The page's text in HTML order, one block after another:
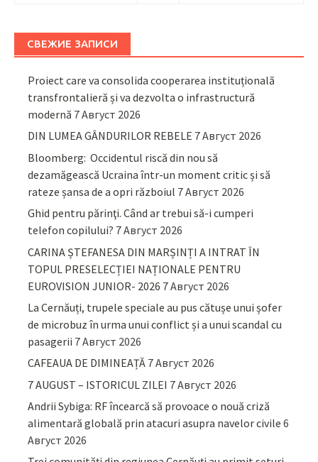
СВЕЖИЕ ЗАПИСИ
Proiect care va consolida cooperarea instituțională
transfrontalieră și va dezvolta o infrastructură
modernă 7 Август 2026
DIN LUMEA GÂNDURILOR REBELE 7 Август 2026
Bloomberg: Occidentul riscă din nou să
dezamăgească Ucraina într-un moment critic și să
rateze șansa de a opri războiul 7 Август 2026
Ghid pentru părinţi. Când ar trebui să-i cumperi
telefon copilului? 7 Август 2026
CARINA ȘTEFANESA DIN MARȘINȚI A INTRAT ÎN
TOPUL PRESELECȚIEI NAȚIONALE PENTRU
EUROVISION JUNIOR- 2026 7 Август 2026
La Cernăuți, trupele speciale au pus cătușe unui șofer
de microbuz în urma unui conflict și a unui scandal cu
pasagerii 7 Август 2026
CAFEAUA DE DIMINEAȚĂ 7 Август 2026
7 AUGUST – ISTORICUL ZILEI 7 Август 2026
Andrii Sybiga: RF încearcă să provoace o nouă criză
alimentară globală prin atacuri asupra navelor civile 6
Август 2026